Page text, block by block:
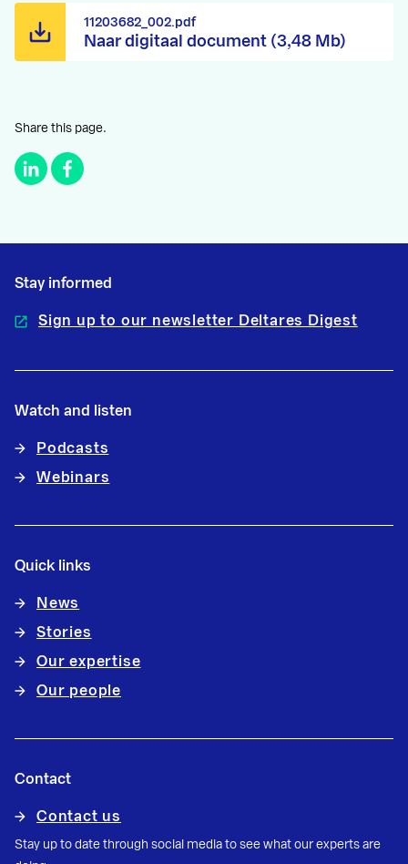
Naar digitaal document (3,48 Mb)
11203682_002.pdf
Share this page.
Stay informed
Sign up to our newsletter Deltares Digest
Watch and listen
Podcasts
Webinars
Quick links
News
Stories
Our expertise
Our people
Contact
Contact us
Stay up to date through social media to see what our experts are